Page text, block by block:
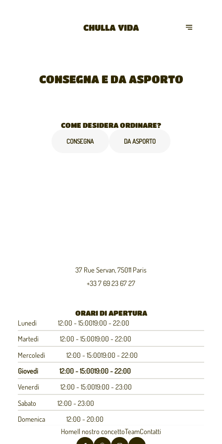
CHULLA VIDA
CONSEGNA E DA ASPORTO
COME DESIDERA ORDINARE?
CONSEGNA DA ASPORTO
37 Rue Servan, 75011 Paris
+33 7 69 23 67 27
ORARI DI APERTURA
Lunedì 12:00 - 15:0019:00 - 22:00
Martedì
12:00 - 15:0019:00 - 22:00
Mercoledì
12:00 - 15:0019:00 - 22:00
Giovedì
12:00 - 15:0019:00 - 22:00
Venerdì
12:00 - 15:0019:00 - 23:00
Sabato
12:00 - 23:00
Domenica
12:00 - 20:00
HomeIl nostro concettoTeamContatti